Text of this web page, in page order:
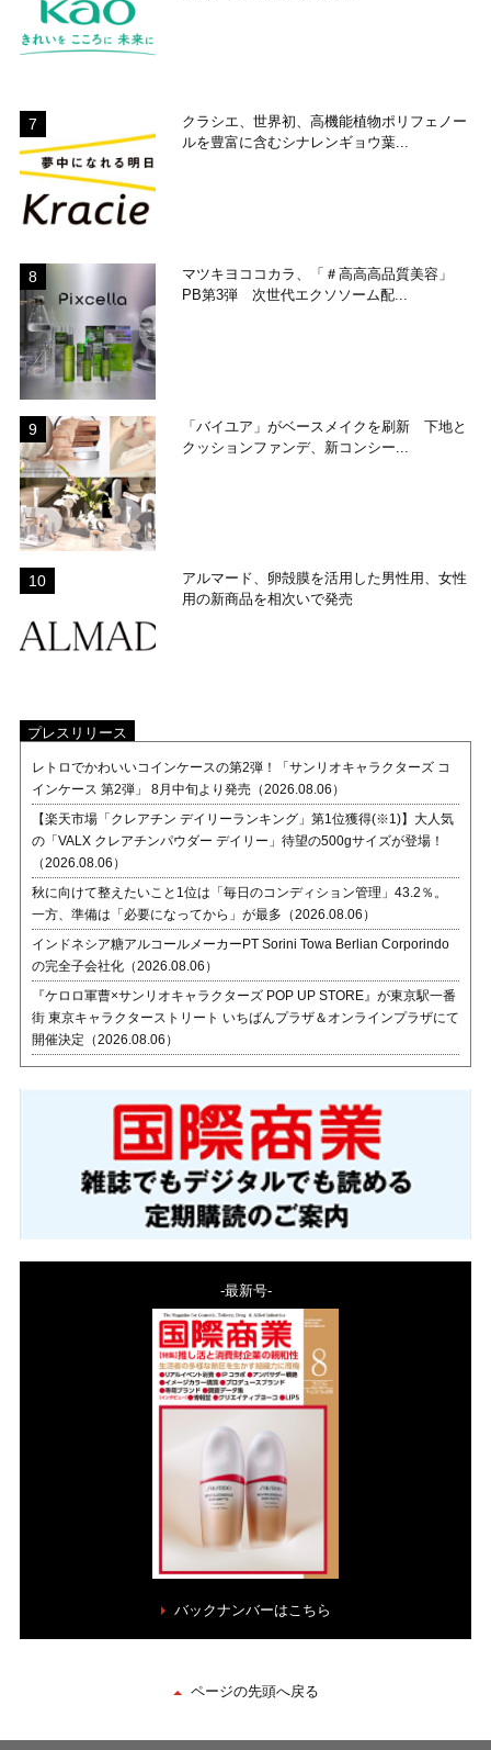
クラシエ、世界初、高機能植物ポリフェノー
ルを豊富に含むシナレンギョウ葉...
マツキヨココカラ、「＃高高高品質美容」
PB第3弾 次世代エクソソーム配...
「バイユア」がベースメイクを刷新 下地と
クッションファンデ、新コンシー...
アルマード、卵殻膜を活用した男性用、女性
用の新商品を相次いで発売
プレスリリース
レトロでかわいいコインケースの第2弾！「サンリオキャラクターズ コ
インケース 第2弾」 8月中旬より発売（2026.08.06）
【楽天市場「クレアチン デイリーランキング」第1位獲得(※1)】大人気
の「VALX クレアチンパウダー デイリー」待望の500gサイズが登場！
（2026.08.06）
秋に向けて整えたいこと1位は「毎日のコンディション管理」43.2％。
一方、準備は「必要になってから」が最多（2026.08.06）
インドネシア糖アルコールメーカーPT Sorini Towa Berlian Corporindo
の完全子会社化（2026.08.06）
『ケロロ軍曹×サンリオキャラクターズ POP UP STORE』が東京駅一番
街 東京キャラクターストリート いちばんプラザ＆オンラインプラザにて
開催決定（2026.08.06）
-最新号-
バックナンバーはこちら
ページの先頭へ戻る